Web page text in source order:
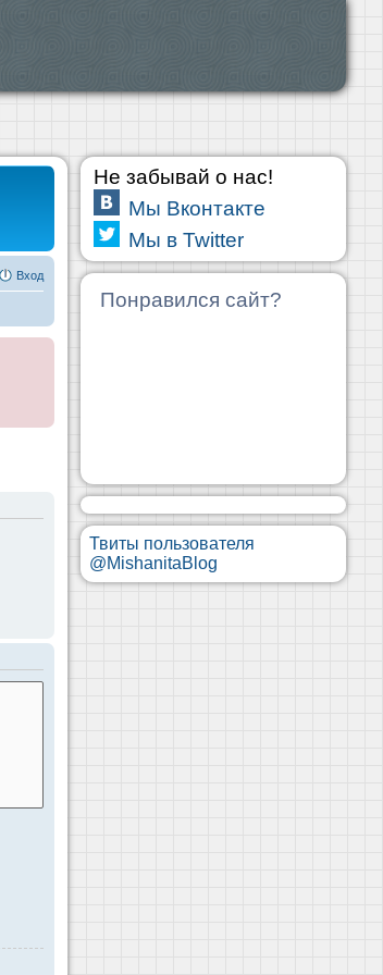
Вход
Не забывай о нас!
Мы Вконтакте
Мы в Twitter
Понравился сайт?
Твиты пользователя
@MishanitaBlog